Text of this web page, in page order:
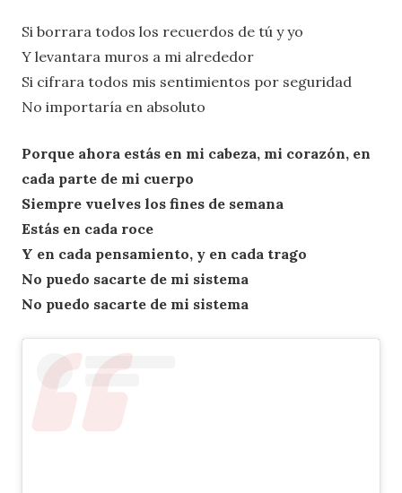
Si borrara todos los recuerdos de tú y yo
Y levantara muros a mi alrededor
Si cifrara todos mis sentimientos por seguridad
No importaría en absoluto
Porque ahora estás en mi cabeza, mi corazón, en
cada parte de mi cuerpo
Siempre vuelves los fines de semana
Estás en cada roce
Y en cada pensamiento, y en cada trago
No puedo sacarte de mi sistema
No puedo sacarte de mi sistema